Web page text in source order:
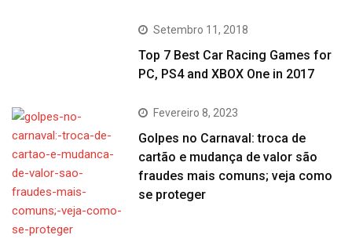
Setembro 11, 2018
Top 7 Best Car Racing Games for
PC, PS4 and XBOX One in 2017
Fevereiro 8, 2023
Golpes no Carnaval: troca de
cartão e mudança de valor são
fraudes mais comuns; veja como
se proteger